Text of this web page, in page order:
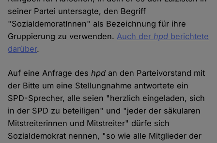
seiner Partei untersagte, den Begriff
"SozialdemoratInnen" als Bezeichnung für ihre
Gruppierung zu verwenden.Auch derhpd berichtete
darüber.
Auf eine Anfrage deshpd an den Parteivorstand mit
der Bitte um eine Stellungnahme antwortete ein
SPD-Sprecher, alle seien "herzlich eingeladen, sich
in der SPD zu beteiligen" und "jeder der säkularen
Mitstreiterinnen und Mitstreiter" dürfe sich
Sozialdemokrat nennen, "so wie alle Mitglieder der